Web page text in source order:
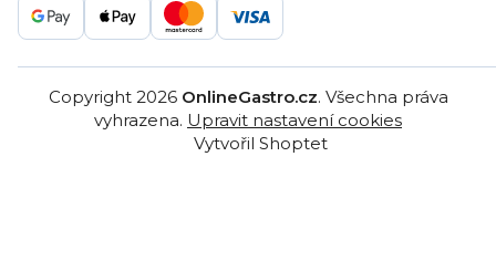
Vytvořil Shoptet
Copyright 2026 OnlineGastro.cz. Všechna práva
vyhrazena. Upravit nastavení cookies